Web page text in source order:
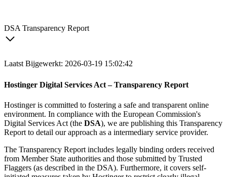
DSA Transparency Report
Laatst Bijgewerkt: 2026-03-19 15:02:42
Hostinger Digital Services Act – Transparency Report
Hostinger is committed to fostering a safe and transparent online
environment. In compliance with the European Commission's
Digital Services Act (the DSA), we are publishing this Transparency
Report to detail our approach as a intermediary service provider.
The Transparency Report includes legally binding orders received
from Member State authorities and those submitted by Trusted
Flaggers (as described in the DSA). Furthermore, it covers self-